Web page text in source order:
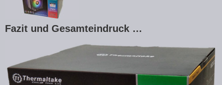
Fazit und Gesamteindruck …